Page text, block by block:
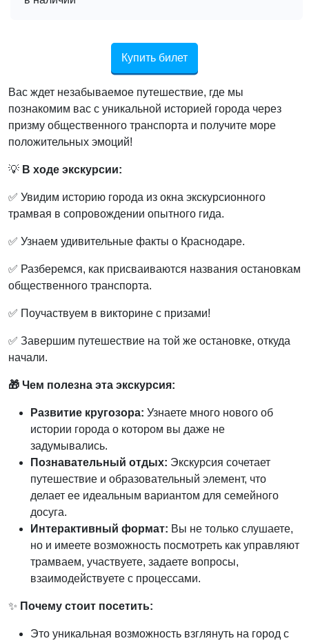
Купить билет
Вас ждет незабываемое путешествие, где мы
познакомим вас с уникальной историей города через
призму общественного транспорта и получите море
положительных эмоций!
💡 В ходе экскурсии:
✅ Увидим историю города из окна экскурсионного
трамвая в сопровождении опытного гида.
✅ Узнаем удивительные факты о Краснодаре.
✅ Разберемся, как присваиваются названия остановкам
общественного транспорта.
✅ Поучаствуем в викторине с призами!
✅ Завершим путешествие на той же остановке, откуда
начали.
🎁 Чем полезна эта экскурсия:
Развитие кругозора: Узнаете много нового об
истории города о котором вы даже не
задумывались.
Познавательный отдых: Экскурсия сочетает
путешествие и образовательный элемент, что
делает ее идеальным вариантом для семейного
досуга.
Интерактивный формат: Вы не только слушаете,
но и имеете возможность посмотреть как управляют
трамваем, участвуете, задаете вопросы,
взаимодействуете с процессами.
✨ Почему стоит посетить:
Это уникальная возможность взглянуть на город с